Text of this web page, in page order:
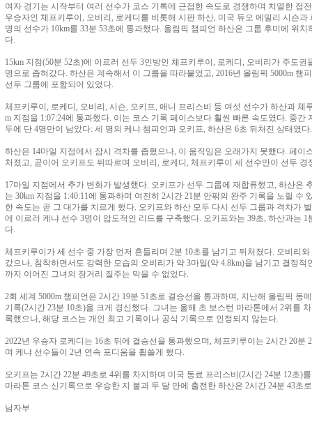
여자 경기는 시작부터 여러 선수가 코스 기록에 근접한 속도로 경쟁하며 치열한 접
우승자인 체프키루이, 오비리, 로케디를 비롯해 시판 하산, 미국 듀오 에밀리 시슨과
명의 선수가 10km를 33분 53초에 통과했다. 올림픽 챔피언 하산은 그룹 후미에 위
다.
15km 지점(50분 52초)에 이르러 선두 3인방인 체프키루이, 로케디, 오비리가 주도권
명으로 좁혀갔다. 하산은 계속해서 이 그룹을 따라붙었고, 2016년 올림픽 5000m 챔
선두 그룹에 포함되어 있었다.
체프키루이, 로케디, 오비리, 시슨, 오키프, 애니 프리스비 등 여섯 선수가 하산과 체
m 지점을 1:07:24에 통과했다. 이는 코스 기록 페이스보다 훨씬 빠른 속도였다. 중간
두에 단 4명만이 남았다: 세 명의 케냐 챔피언과 오키프, 하산은 6초 뒤처진 상태였다.
하산은 14마일 지점에서 잠시 격차를 좁혔으나, 이 움직임은 오래가지 못했다. 페이
처졌고, 곧이어 오키프도 뒤따르며 오비리, 로케디, 체프키루이 세 선수만이 선두 경
17마일 지점에서 추가 변화가 발생했다. 오키프가 선두 그룹에 재합류했고, 하산은
는 30km 지점을 1:40:11에 통과하며 여전히 2시간 21분 안팎의 완주 기록을 노릴 수
한 속도는 곧 그 대가를 치르게 했다. 오키프와 하산 모두 다시 선두 그룹과 격차가
에 이르러 케냐 선수 3명이 압도적인 리드를 구축했다. 오키프와는 39초, 하산과는
다.
체프키루이가 세 선수 중 가장 먼저 흔들리며 2분 10초를 남기고 뒤처졌다. 오비리
갔으나, 침착하면서도 강력한 모습의 오비리가 약 3마일(약 4.8km)을 남기고 결정적
까지 이어진 그녀의 장거리 질주는 막을 수 없었다.
2회 세계 5000m 챔피언은 2시간 19분 51초로 결승선을 통과하며, 지난해 올림픽 동
기록(2시간 23분 10초)을 크게 경신했다. 그녀는 올해 초 보스턴 마라톤에서 2위를
록했으나, 해당 코스는 개인 최고 기록이나 공식 기록으로 인정되지 않는다.
2022년 우승자 로케디는 16초 뒤에 결승선을 통과했으며, 체프키루이는 2시간 20분
며 케냐 선수들이 2년 연속 포디움을 휩쓸게 했다.
오키프는 2시간 22분 49초로 4위를 차지하며 미국 동료 프리스비(2시간 24분 12초)
마라톤 코스 신기록으로 우승한 지 불과 두 달 만에 출전한 하산은 2시간 24분 43초
남자부